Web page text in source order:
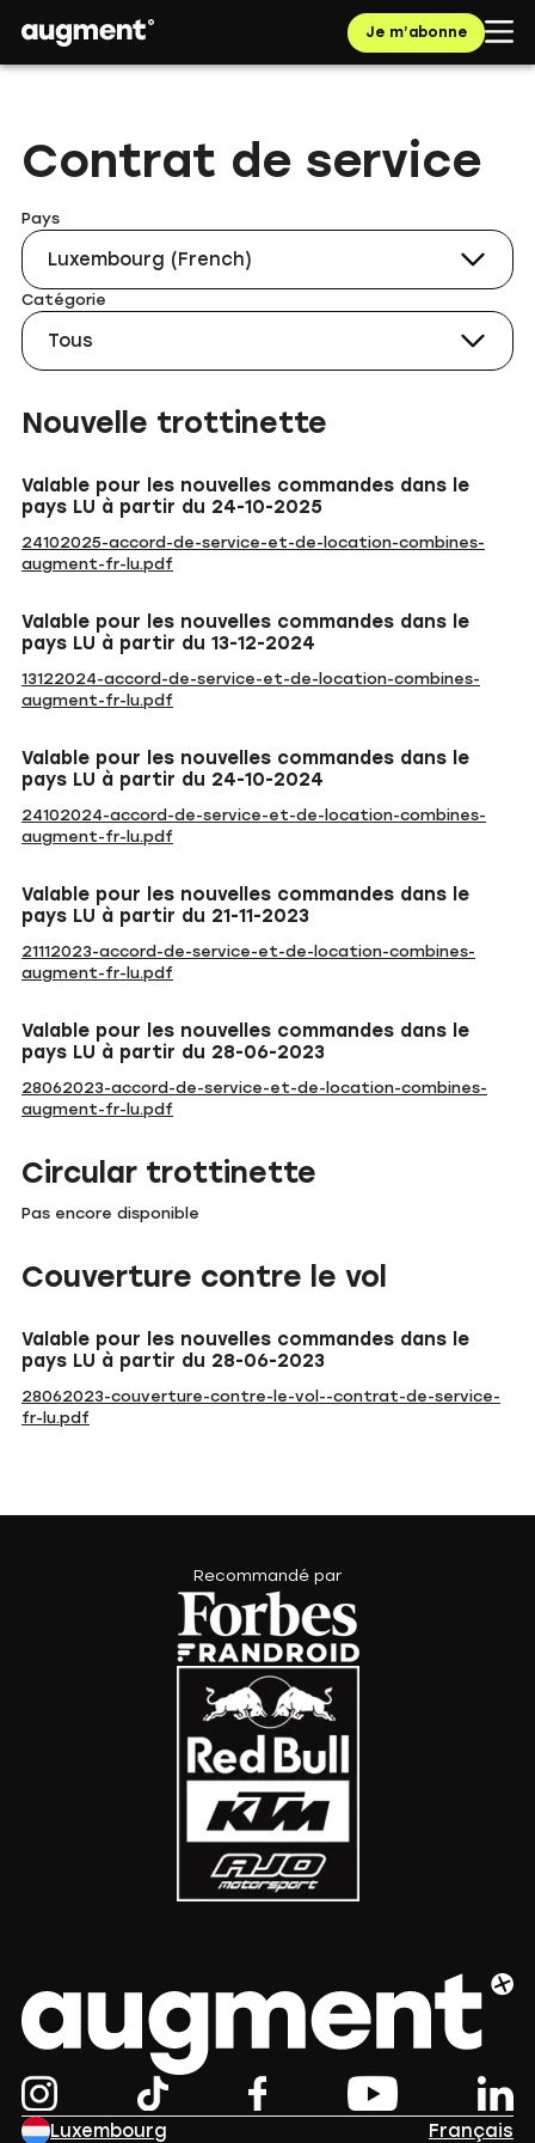
Je m’abonne
Contrat de service
Pays
Luxembourg (French)
Catégorie
Tous
Nouvelle trottinette
Valable pour les nouvelles commandes dans le
pays LU à partir du 24-10-2025
24102025-accord-de-service-et-de-location-combines-
augment-fr-lu.pdf
Valable pour les nouvelles commandes dans le
pays LU à partir du 13-12-2024
13122024-accord-de-service-et-de-location-combines-
augment-fr-lu.pdf
Valable pour les nouvelles commandes dans le
pays LU à partir du 24-10-2024
24102024-accord-de-service-et-de-location-combines-
augment-fr-lu.pdf
Valable pour les nouvelles commandes dans le
pays LU à partir du 21-11-2023
21112023-accord-de-service-et-de-location-combines-
augment-fr-lu.pdf
Valable pour les nouvelles commandes dans le
pays LU à partir du 28-06-2023
28062023-accord-de-service-et-de-location-combines-
augment-fr-lu.pdf
Circular trottinette
Pas encore disponible
Couverture contre le vol
Valable pour les nouvelles commandes dans le
pays LU à partir du 28-06-2023
28062023-couverture-contre-le-vol--contrat-de-service-
fr-lu.pdf
Recommandé par
Luxembourg Français